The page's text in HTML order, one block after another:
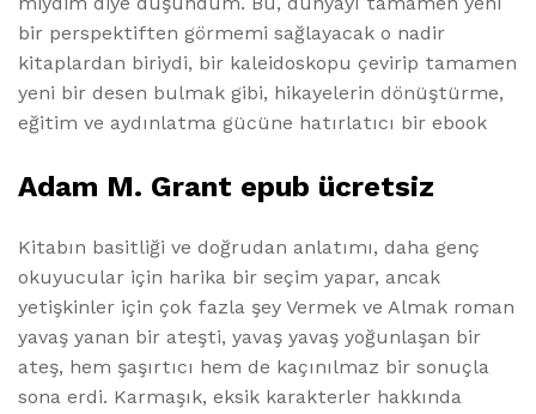
bir perspektiften görmemi sağlayacak o nadir
kitaplardan biriydi, bir kaleidoskopu çevirip tamamen
yeni bir desen bulmak gibi, hikayelerin dönüştürme,
eğitim ve aydınlatma gücüne hatırlatıcı bir ebook
Adam M. Grant epub ücretsiz
Kitabın basitliği ve doğrudan anlatımı, daha genç
okuyucular için harika bir seçim yapar, ancak
yetişkinler için çok fazla şey Vermek ve Almak roman
yavaş yanan bir ateşti, yavaş yavaş yoğunlaşan bir
ateş, hem şaşırtıcı hem de kaçınılmaz bir sonuçla
sona erdi. Karmaşık, eksik karakterler hakkında